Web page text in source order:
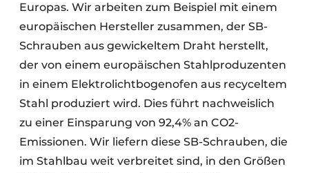
Europas. Wir arbeiten zum Beispiel mit einem
europäischen Hersteller zusammen, der SB-
Schrauben aus gewickeltem Draht herstellt,
der von einem europäischen Stahlproduzenten
in einem Elektrolichtbogenofen aus recyceltem
Stahl produziert wird. Dies führt nachweislich
zu einer Einsparung von 92,4% an CO2-
Emissionen. Wir liefern diese SB-Schrauben, die
im Stahlbau weit verbreitet sind, in den Größen